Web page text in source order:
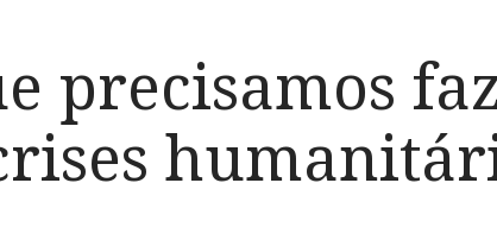
precisamos